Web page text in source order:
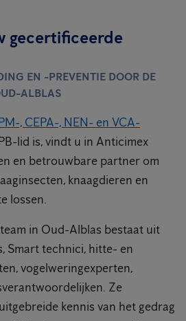
gecertificeerde
EN -PREVENTIE DOOR DE
ALBLAS
, CEPA-, NEN- en VCA-
lid is, vindt u in Anticimex
en betrouwbare partner om
knaagdieren en
lossen.
in Oud-Alblas bestaat uit
Smart technici, hitte- en
vogelweringexperten,
Ze
kennis van het gedrag